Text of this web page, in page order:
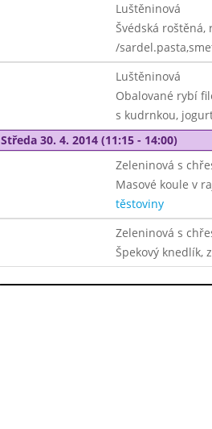
Luštěninová
Švédská roštěná,
/
Luštěninová
Obalované rybí
s kudrnkou,
Středa 30. 4. 2014 (11:15 - 14:00)
Zeleninová s
Masové koule v
těstoviny
Zeleninová s
Špekový knedlík,